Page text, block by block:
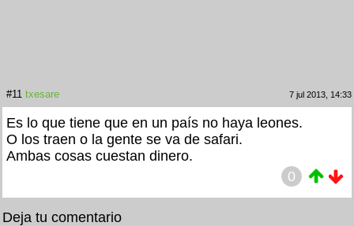
#11 txesare 7 jul 2013, 14:33
Es lo que tiene que en un país no haya leones.
O los traen o la gente se va de safari.
Ambas cosas cuestan dinero.
0
Deja tu comentario